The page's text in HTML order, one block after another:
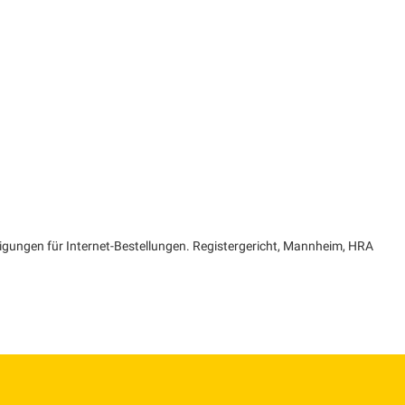
für Internet-Bestellungen. Registergericht, Mannheim, HRA